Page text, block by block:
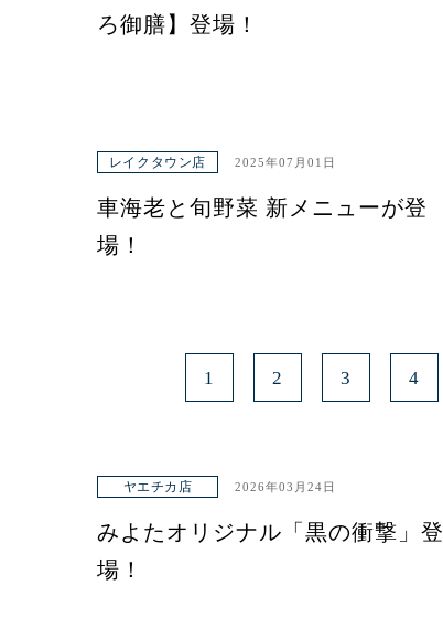
ろ御膳】登場！
レイクタウン店 2025年07月01日
車海老と旬野菜 新メニューが登
場！
1 2 3 4
ヤエチカ店 2026年03月24日
みよたオリジナル「黒の衝撃」登
場！